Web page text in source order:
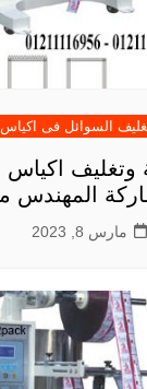
وتغليف اكياس
مارس 8, 2023